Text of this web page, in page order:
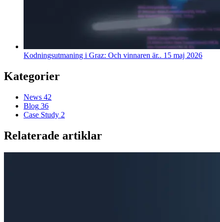
Kodningsutmaning i Graz: Och vinnaren är.. 15 maj 2026
Kategorier
News 42
Blog 36
Case Study 2
Relaterade artiklar